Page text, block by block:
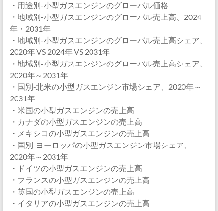
・用途別-小型ガスエンジンのグローバル価格
・地域別-小型ガスエンジンのグローバル売上高、2024
年・2031年
・地域別-小型ガスエンジンのグローバル売上高シェア、
2020年 VS 2024年 VS 2031年
・地域別-小型ガスエンジンのグローバル売上高シェア、
2020年～2031年
・国別-北米の小型ガスエンジン市場シェア、2020年～
2031年
・米国の小型ガスエンジンの売上高
・カナダの小型ガスエンジンの売上高
・メキシコの小型ガスエンジンの売上高
・国別-ヨーロッパの小型ガスエンジン市場シェア、
2020年～2031年
・ドイツの小型ガスエンジンの売上高
・フランスの小型ガスエンジンの売上高
・英国の小型ガスエンジンの売上高
・イタリアの小型ガスエンジンの売上高